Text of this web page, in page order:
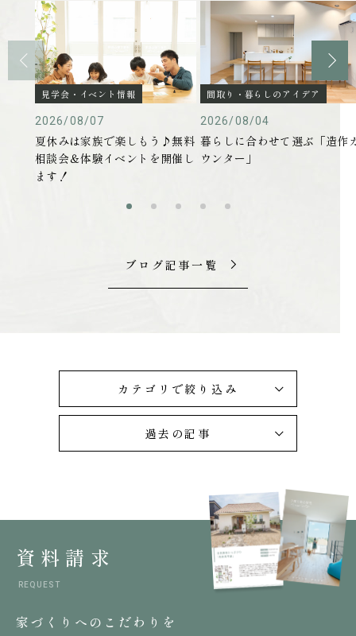
見学会・イベント情報
2026/08/07
夏休みは家族で楽しもう♪無料
相談会＆体験イベントを開催し
ます！
間取り・暮らしのアイデア
2026/08/04
暮らしに合わせて選ぶ「造作
ウンター」
ブログ記事一覧
カテゴリで絞り込み
過去の記事
資料請求
REQUEST
家づくりへのこだわりを